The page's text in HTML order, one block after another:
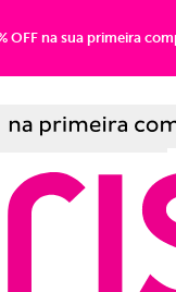
OFF na sua primeira